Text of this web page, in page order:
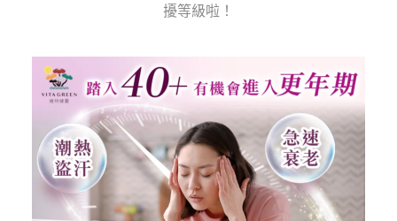
擾等級啦！